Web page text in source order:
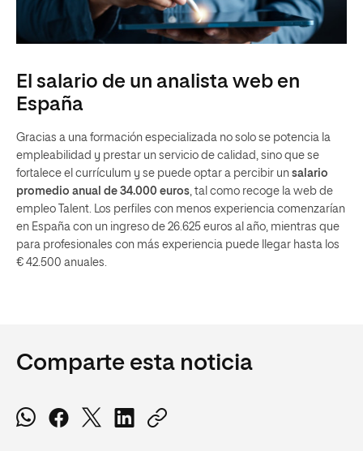
El salario de un analista web en
España
Gracias a una formación especializada no solo se potencia la
empleabilidad y prestar un servicio de calidad, sino que se
fortalece el currículum y se puede optar a percibir un salario
promedio anual de 34.000 euros , tal como recoge la web de
empleo Talent. Los perfiles con menos experiencia comenzarían
en España con un ingreso de 26.625 euros al año, mientras que
para profesionales con más experiencia puede llegar hasta los
€ 42.500 anuales.
Comparte esta noticia